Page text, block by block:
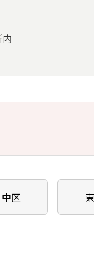
中区